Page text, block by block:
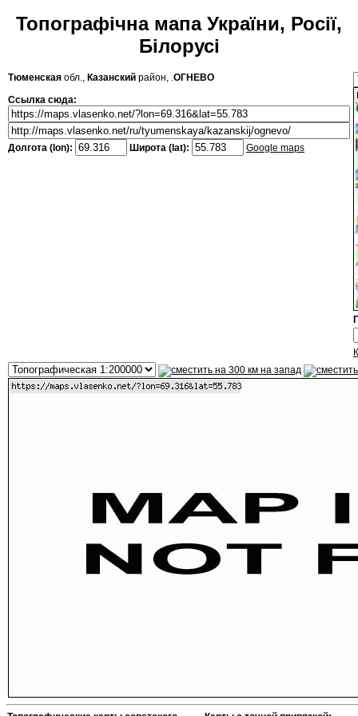
Топографічна мапа України, Росії,
Білорусі
Тюменская обл., Казанский район, .ОГНЕВО
Ссылка сюда:
Долгота (lon): Широта (lat): Google maps